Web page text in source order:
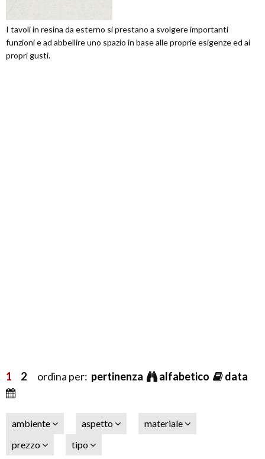
I tavoli in resina da esterno si prestano a svolgere importanti
funzioni e ad abbellire uno spazio in base alle proprie esigenze ed ai
propri gusti.
1 2 ordina per: pertinenza alfabetico data
ambiente aspetto
materiale
prezzo
tipo